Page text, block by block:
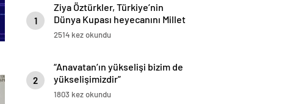
1
Ziya Öztürkler, Türkiye’nin
Dünya Kupası heyecanını Millet
Bahçesi’nde vatandaşlarla
2514 kez okundu
2
“Anavatan’ın yükselişi bizim de
yükselişimizdir”
1803 kez okundu